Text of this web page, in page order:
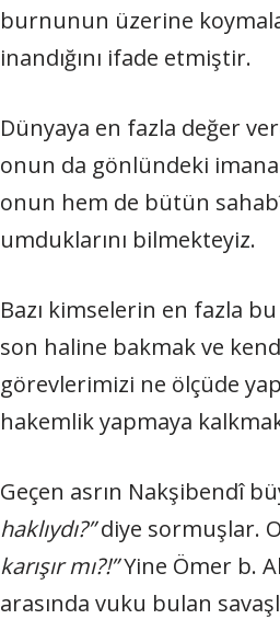
burnunun üzerine
inandığını ifade etmiştir.
Dünyaya en fazla değer
onun da gönlündeki imana
onun hem de bütün
umduklarını bilmekteyiz.
Bazı kimselerin en fazla
son haline bakmak ve
görevlerimizi ne ölçüde
hakemlik yapmaya
Geçen asrın Nakşibendî
haklıydı?”diye sormuşlar.
karışır mı?!”Yine Ömer b.
arasında vuku bulan